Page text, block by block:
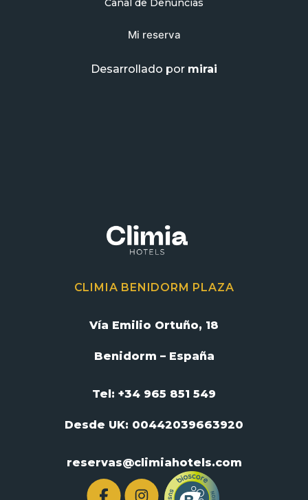
Canal de Denuncias
Mi reserva
Desarrollado por mirai
CLIMIA BENIDORM PLAZA
Vía Emilio Ortuño, 18
Benidorm – España
Tel: +34 965 851 549
Desde UK: 00442039663920
reservas@climiahotels.com